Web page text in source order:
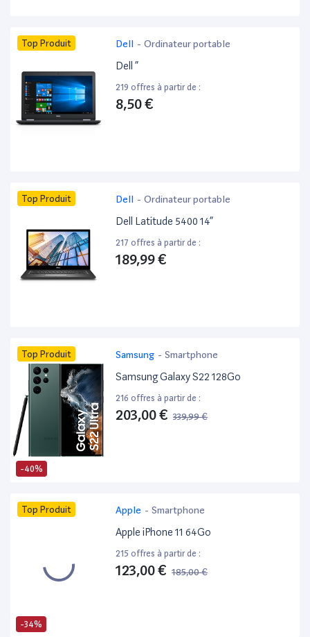
Top Produit Dell - Ordinateur portable
Dell ”
219 offres à partir de :
8,50 €
Top Produit Dell - Ordinateur portable
Dell Latitude 5400 14”
217 offres à partir de :
189,99 €
-40%
Top Produit Samsung - Smartphone
Samsung Galaxy S22 128Go
216 offres à partir de :
203,00 € 339,99 €
-34%
Top Produit Apple - Smartphone
Apple iPhone 11 64Go
215 offres à partir de :
123,00 € 185,00 €